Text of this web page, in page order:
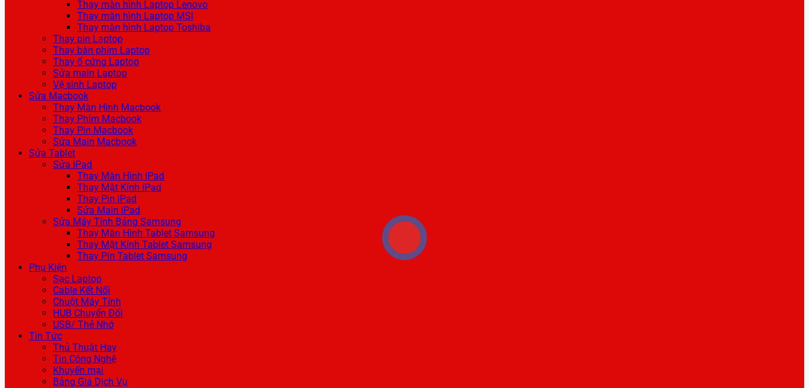
Thay màn hình Laptop Lenovo
Thay màn hình Laptop MSI
Thay màn hình Laptop Toshiba
Thay pin Laptop
Thay bàn phím Laptop
Thay ổ cứng Laptop
Sửa main Laptop
Vệ sinh Laptop
Sửa Macbook
Thay Màn Hình Macbook
Thay Phím Macbook
Thay Pin Macbook
Sửa Main Macbook
Sửa Tablet
Sửa iPad
Thay Màn Hình iPad
Thay Mặt Kính iPad
Thay Pin iPad
Sửa Main iPad
Sửa Máy Tính Bảng Samsung
Thay Màn Hình Tablet Samsung
Thay Mặt Kính Tablet Samsung
Thay Pin Tablet Samsung
Phụ Kiện
Sạc Laptop
Cable Kết Nối
Chuột Máy Tính
HUB Chuyển Đổi
USB/ Thẻ Nhớ
Tin Tức
Thủ Thuật Hay
Tin Công Nghệ
Khuyến mại
Bảng Giá Dịch Vụ